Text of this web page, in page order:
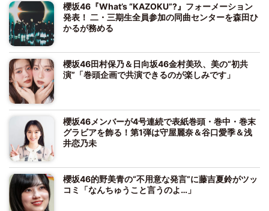
櫻坂46『What’s “KAZOKU”?』フォーメーション
発表！ 二・三期生全員参加の同曲センターを森田ひ
かるが務める
櫻坂46田村保乃＆日向坂46金村美玖、美の“初共
演”「巻頭企画で共演できるのが楽しみです」
櫻坂46メンバーが4号連続で表紙巻頭・巻中・巻末
グラビアを飾る！第1弾は守屋麗奈＆谷口愛季＆浅
井恋乃未
櫻坂46的野美青の“不用意な発言”に藤吉夏鈴がツッ
コミ「なんちゅうこと言うのよ…」